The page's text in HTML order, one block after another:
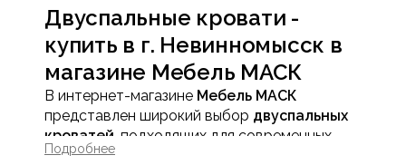
Двуспальные кровати -
купить в г. Невинномысск в
магазине Мебель МАСК
В интернет-магазине Мебель МАСК
представлен широкий выбор двуспальных
кроватей , подходящих для современных
интерьеров, классических спален,
Подробнее